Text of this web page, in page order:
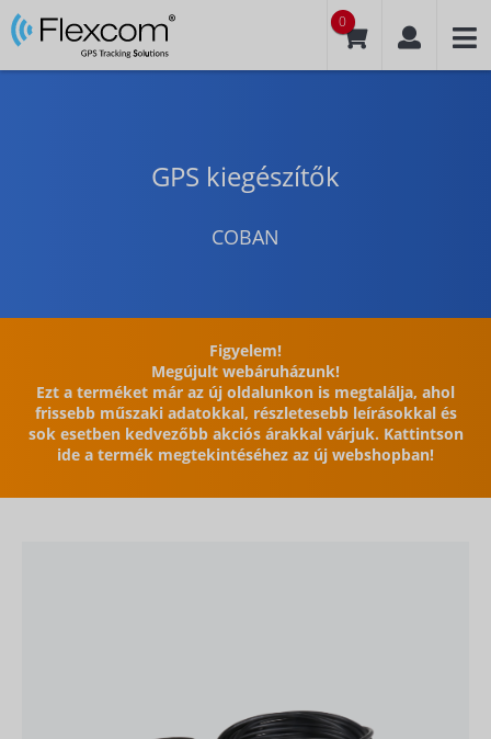
0
GPS kiegészítők
COBAN
Figyelem!
Megújult webáruházunk!
Ezt a terméket már az új oldalunkon is megtalálja, ahol
frissebb műszaki adatokkal, részletesebb leírásokkal és
sok esetben kedvezőbb akciós árakkal várjuk. Kattintson
ide a termék megtekintéséhez az új webshopban!